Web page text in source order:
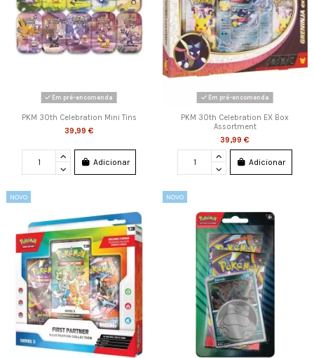
Em pré-encomenda
PKM 30th Celebration Mini Tins
39,99 €
Adicionar
Em pré-encomenda
PKM 30th Celebration EX Box
Assortment
39,99 €
Adicionar
NOVO NOVO